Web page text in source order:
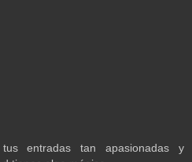
entradas tan apasionadas y